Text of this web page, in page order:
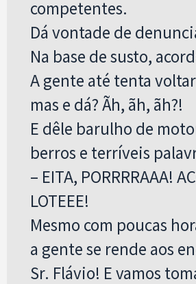
competentes.
Dá vontade de
Na base de susto,
A gente até tenta
mas e dá? Ãh, ãh, ãh?!
E dêle barulho de
berros e terríveis
– EITA, PORRRRAAA!
LOTEEE!
Mesmo com poucas
a gente se rende aos
Sr. Flávio! E vamos